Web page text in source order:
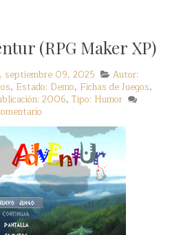
(RPG Maker XP)
septiembre 09, 2025
Autor:
, Estado: Demo, Fichas de Juegos,
2006, Tipo: Humor